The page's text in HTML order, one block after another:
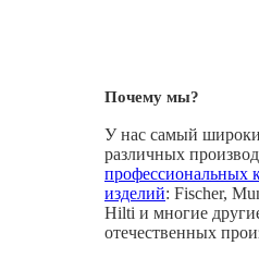
Почему мы?
У нас самый
различных
профессиональных
изделий: Fischer,
Hilti и многие
отечественных